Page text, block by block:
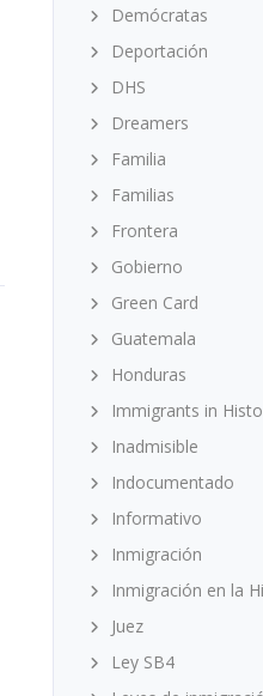
Demócratas
Deportación
DHS
Dreamers
Familia
Familias
Frontera
Gobierno
Green Card
Guatemala
Honduras
Immigrants in
Inadmisible
Indocumentado
Informativo
Inmigración
Inmigración en la
Juez
Ley SB4